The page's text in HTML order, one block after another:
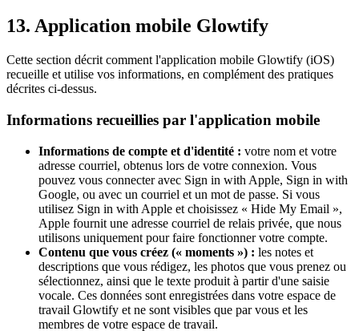
13. Application mobile Glowtify
Cette section décrit comment l'application mobile Glowtify (iOS)
recueille et utilise vos informations, en complément des pratiques
décrites ci-dessus.
Informations recueillies par l'application mobile
Informations de compte et d'identité : votre nom et votre
adresse courriel, obtenus lors de votre connexion. Vous
pouvez vous connecter avec Sign in with Apple, Sign in with
Google, ou avec un courriel et un mot de passe. Si vous
utilisez Sign in with Apple et choisissez « Hide My Email »,
Apple fournit une adresse courriel de relais privée, que nous
utilisons uniquement pour faire fonctionner votre compte.
Contenu que vous créez (« moments ») : les notes et
descriptions que vous rédigez, les photos que vous prenez ou
sélectionnez, ainsi que le texte produit à partir d'une saisie
vocale. Ces données sont enregistrées dans votre espace de
travail Glowtify et ne sont visibles que par vous et les
membres de votre espace de travail.